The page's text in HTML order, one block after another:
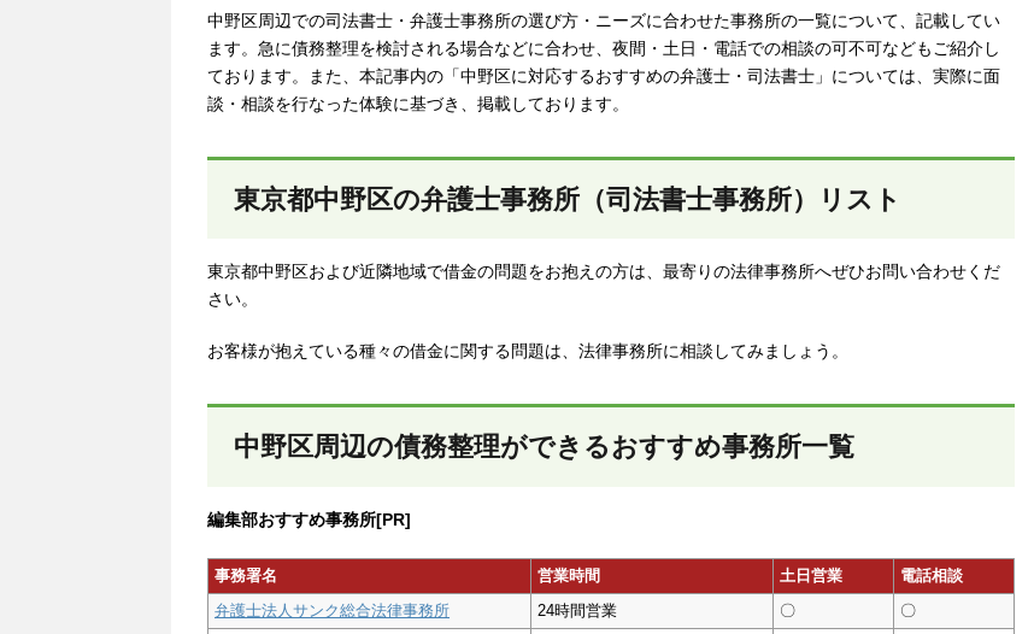
中野区周辺での司法書士・弁護士事務所の選び方・ニーズに合わせた事務所の一覧について、記載してい
ます。急に債務整理を検討される場合などに合わせ、夜間・土日・電話での相談の可不可などもご紹介し
ております。また、本記事内の「中野区に対応するおすすめの弁護士・司法書士」については、実際に面
談・相談を行なった体験に基づき、掲載しております。
東京都中野区の弁護士事務所（司法書士事務所）リスト
東京都中野区および近隣地域で借金の問題をお抱えの方は、最寄りの法律事務所へぜひお問い合わせくだ
さい。
お客様が抱えている種々の借金に関する問題は、法律事務所に相談してみましょう。
中野区周辺の債務整理ができるおすすめ事務所一覧
編集部おすすめ事務所[PR]
事務署名 営業時間 土日営業
電話相談
弁護士法人サンク総合法律事務所
24時間営業 〇 〇